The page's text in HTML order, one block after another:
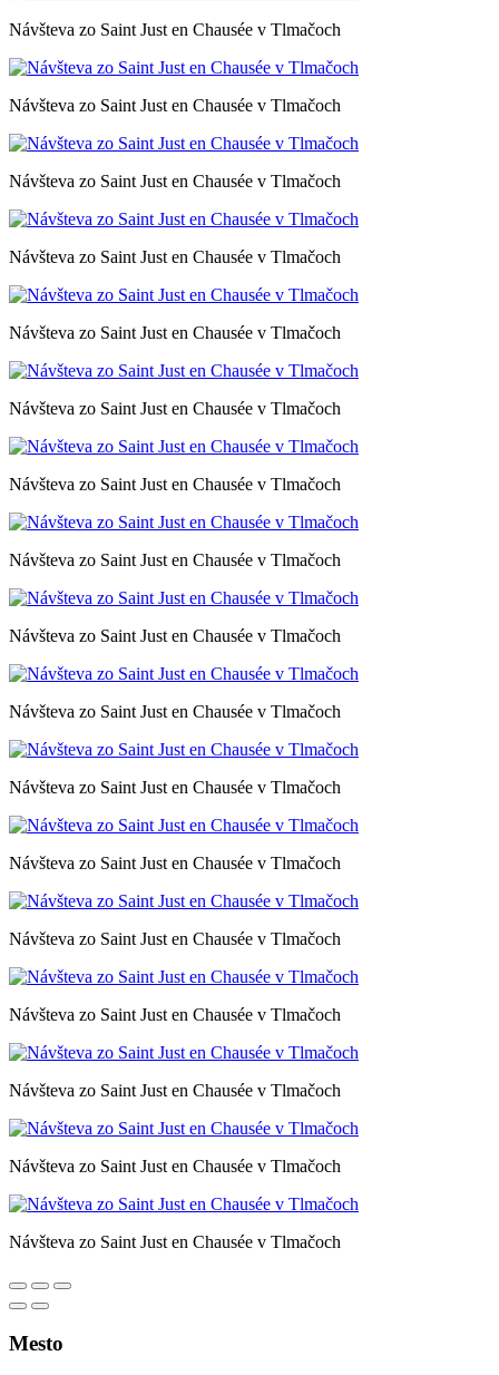
Návšteva zo Saint Just en Chausée v Tlmačoch
Návšteva zo Saint Just en Chausée v Tlmačoch
Návšteva zo Saint Just en Chausée v Tlmačoch
Návšteva zo Saint Just en Chausée v Tlmačoch
Návšteva zo Saint Just en Chausée v Tlmačoch
Návšteva zo Saint Just en Chausée v Tlmačoch
Návšteva zo Saint Just en Chausée v Tlmačoch
Návšteva zo Saint Just en Chausée v Tlmačoch
Návšteva zo Saint Just en Chausée v Tlmačoch
Návšteva zo Saint Just en Chausée v Tlmačoch
Návšteva zo Saint Just en Chausée v Tlmačoch
Návšteva zo Saint Just en Chausée v Tlmačoch
Návšteva zo Saint Just en Chausée v Tlmačoch
Návšteva zo Saint Just en Chausée v Tlmačoch
Návšteva zo Saint Just en Chausée v Tlmačoch
Návšteva zo Saint Just en Chausée v Tlmačoch
Návšteva zo Saint Just en Chausée v Tlmačoch
Mesto